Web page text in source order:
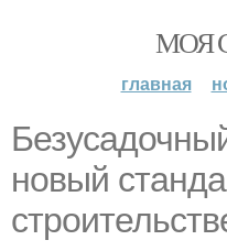
МОЯ
главная
новый